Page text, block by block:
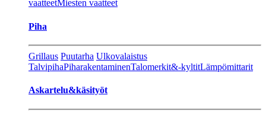
vaatteetMiesten vaatteet
Piha
Grillaus Puutarha Ulkovalaistus
TalvipihaPiharakentaminenTalomerkit&-kyltitLämpömittarit
Askartelu&käsityöt